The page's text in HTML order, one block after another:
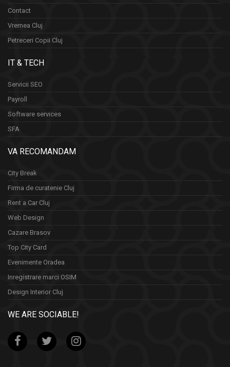
Contact
Vremea Cluj
Petreceri Copii Cluj
IT & TECH
Servicii SEO
Payroll
Software services
SFA
VA RECOMANDAM
City Break
Firma de curatenie Cluj
Rent a Car Cluj
Web Design
Cazare Brasov
Top City Card
Evenimente Oradea
Inregistrare marci OSIM
Design Interior Cluj
WE ARE SOCIABLE!